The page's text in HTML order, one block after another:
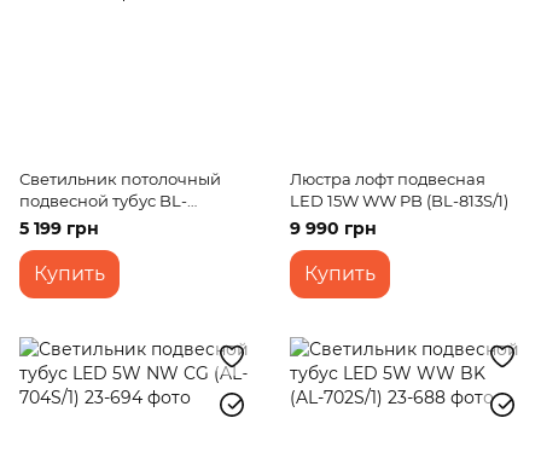
Светильник потолочный
подвесной тубус BL-
464S/3*10W WH LED
5 199 грн
Купить
Люстра лофт подвесная
LED 15W WW PB (BL-813S/1)
9 990 грн
Купить